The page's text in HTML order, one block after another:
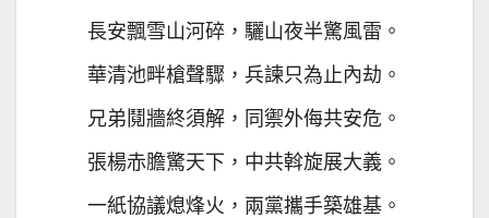
長安飄雪山河碎，驪山夜半驚風雷。
華清池畔槍聲驟，兵諫只為止內劫。
兄弟鬩牆終須解，同禦外侮共安危。
張楊赤膽驚天下，中共斡旋展大義。
一紙協議熄烽火，兩黨攜手築雄基。